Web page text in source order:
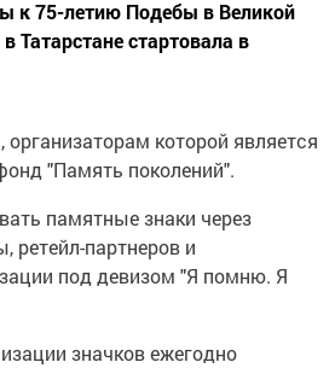
к 75-летию Подебы в Великой
Татарстане стартовала в
которой является
"Память поколений".
памятные знаки через
ретейл-партнеров и
под девизом "Я помню. Я
значков ежегодно